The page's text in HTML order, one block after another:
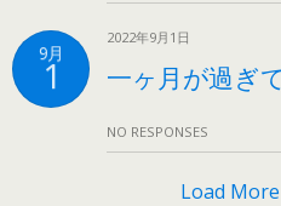
9月
1
2022年9月1日
一ヶ月が過ぎて
NO RESPONSES
Load